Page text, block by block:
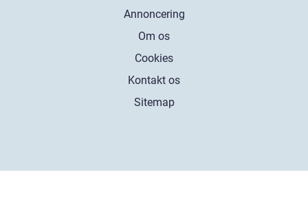
Annoncering
Om os
Cookies
Kontakt os
Sitemap